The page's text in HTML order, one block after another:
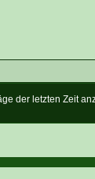
der letzten Zeit